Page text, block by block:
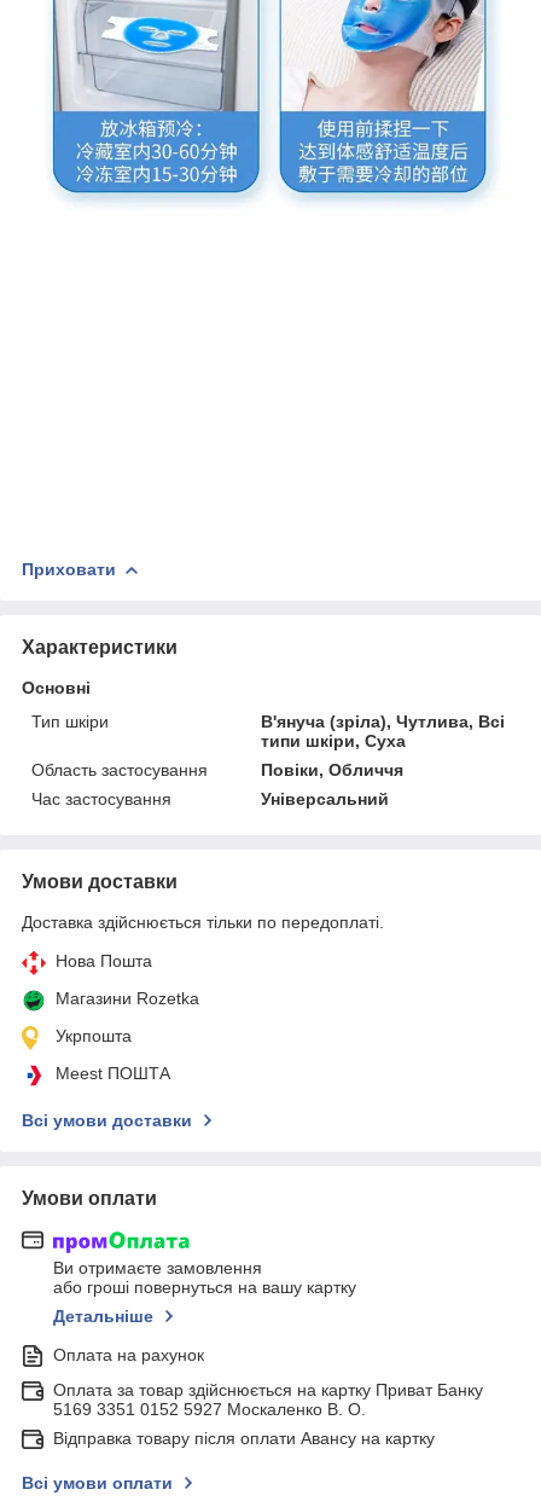
Приховати
Характеристики
Основні
Тип шкіри
В'януча (зріла), Чутлива, Всі
типи шкіри, Суха
Область застосування
Повіки, Обличчя
Час застосування
Універсальний
Умови доставки
Доставка здійснюється тільки по передоплаті.
Нова Пошта
Магазини Rozetka
Укрпошта
Meest ПОШТА
Всі умови доставки
Умови оплати
Ви отримаєте замовлення
або гроші повернуться на вашу картку
Детальніше
Оплата на рахунок
Оплата за товар здійснюється на картку Приват Банку
5169 3351 0152 5927 Москаленко В. О.
Відправка товару після оплати Авансу на картку
Всі умови оплати